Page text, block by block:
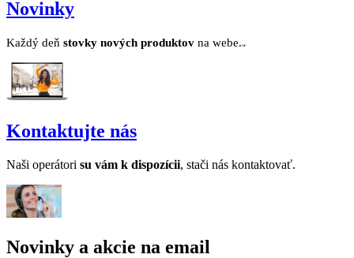
Novinky
Každý deň stovky nových produktov na webe.
Kontaktujte nás
Naši operátori su vám k dispozícii, stači nás kontaktovať.
Novinky a akcie na email